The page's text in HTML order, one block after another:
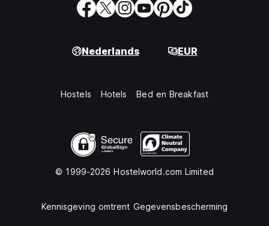
Nederlands EUR
Hostels Hotels Bed en Breakfast
© 1999-2026 Hostelworld.com Limited
Kennisgeving omtrent Gegevensbescherming